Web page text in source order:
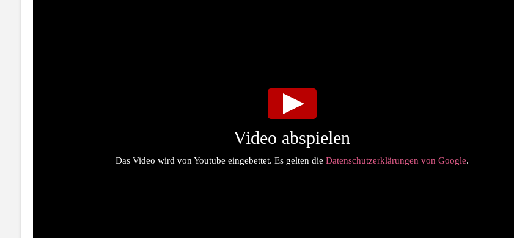
Video abspielen
Das Video wird von Youtube eingebettet. Es gelten die Datenschutzerklärungen von Google.